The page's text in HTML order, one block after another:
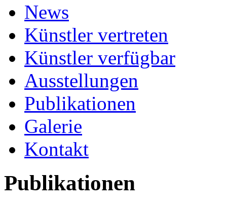
News
Künstler vertreten
Künstler verfügbar
Ausstellungen
Publikationen
Galerie
Kontakt
Publikationen